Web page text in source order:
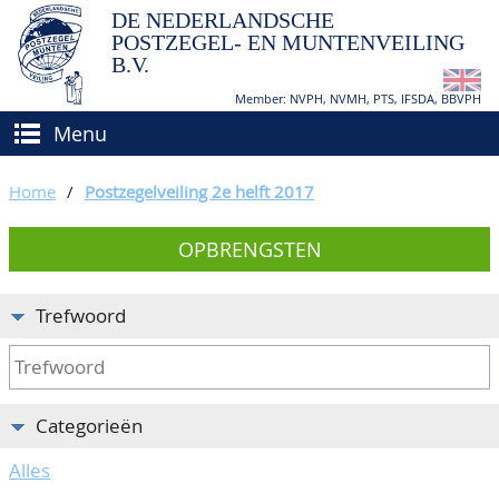
DE NEDERLANDSCHE
POSTZEGEL- EN MUNTENVEILING
B.V.
Member: NVPH, NVMH, PTS, IFSDA, BBVPH
Menu
(VER)KOPEN
Hoe verkopen?
Hoe kopen?
Voorwaarden
BIEDEN
TAXATIES
CATALOGI/OPBRENGSTEN
AGENDA
Home / Postzegelveiling 2e helft 2017
OPBRENGSTEN
Trefwoord
Categorieën
Alles